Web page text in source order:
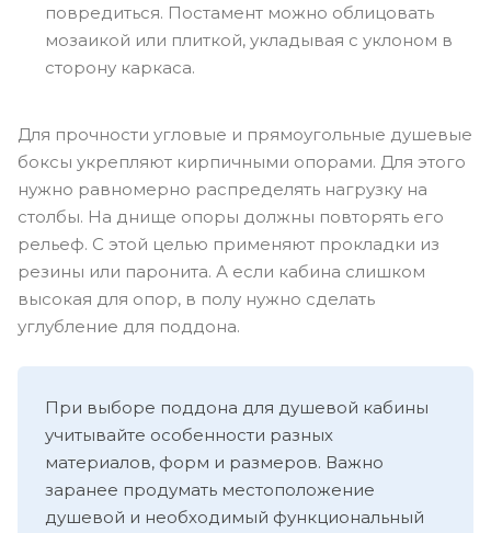
повредиться. Постамент можно облицовать
мозаикой или плиткой, укладывая с уклоном в
сторону каркаса.
Для прочности угловые и прямоугольные душевые
боксы укрепляют кирпичными опорами. Для этого
нужно равномерно распределять нагрузку на
столбы. На днище опоры должны повторять его
рельеф. С этой целью применяют прокладки из
резины или паронита. А если кабина слишком
высокая для опор, в полу нужно сделать
углубление для поддона.
При выборе поддона для душевой кабины
учитывайте особенности разных
материалов, форм и размеров. Важно
заранее продумать местоположение
душевой и необходимый функциональный